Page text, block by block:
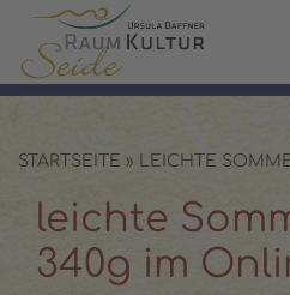
✓ 100 % Maulbeerseide
✓ Versand in
✓ Persönliche
STARTSEITE » LEICHTE
leichte
340g im